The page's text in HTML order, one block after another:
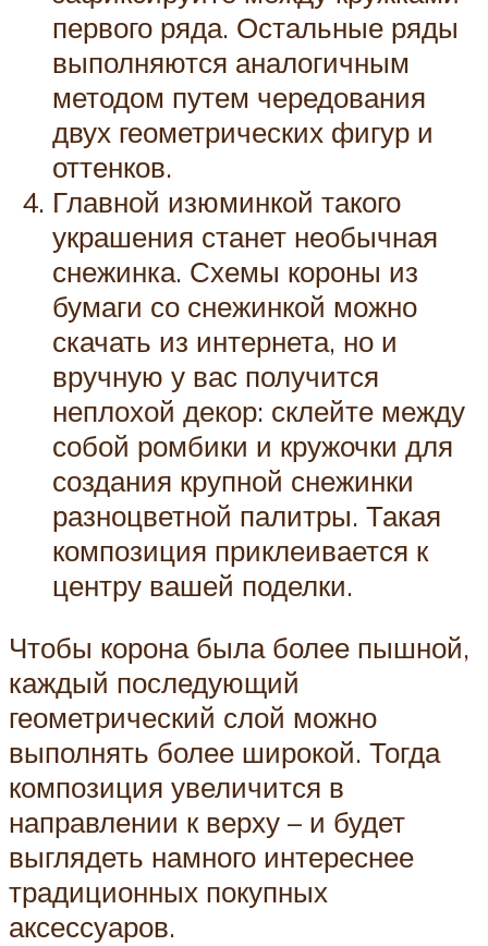
первого ряда. Остальные ряды
выполняются аналогичным
методом путем чередования
двух геометрических фигур и
оттенков.
Главной изюминкой такого
украшения станет необычная
снежинка. Схемы короны из
бумаги со снежинкой можно
скачать из интернета, но и
вручную у вас получится
неплохой декор: склейте между
собой ромбики и кружочки для
создания крупной снежинки
разноцветной палитры. Такая
композиция приклеивается к
центру вашей поделки.
Чтобы корона была более пышной,
каждый последующий
геометрический слой можно
выполнять более широкой. Тогда
композиция увеличится в
направлении к верху – и будет
выглядеть намного интереснее
традиционных покупных
аксессуаров.